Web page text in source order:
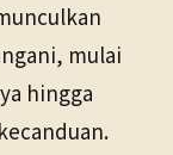
mulai
hingga